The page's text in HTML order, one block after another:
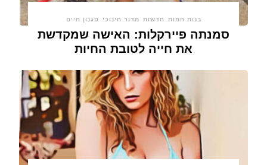
בנות חמות חדשות מדור חינוכי סגנון חיים
סמנתה פיירקלות: האישה שמקדשת
את חייה לטובת החיות